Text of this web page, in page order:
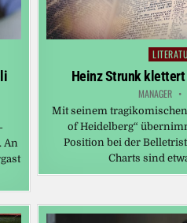
An
Posted
in
Heinz Strunk klettert
MANAGER
Mit seinem
of Heidelberg“
Position bei der
Charts sind